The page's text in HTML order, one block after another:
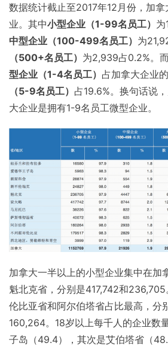
数据统计截止至2017年12月份，加拿
业。其中小型企业（1-99名员工） 为
中型企业（100-499名员工） 为
（500+名员工） 为2,939占0.2%。
型企业（1-4名员工） 占加拿大企业
（5-9名员工） 占19.6%。换句话说
大企业是拥有1-9名员工微型企业。
加拿大一半以上的小型企业集中在加
魁北克省，分别是417,742和
伦比亚省和阿尔伯塔省占比最高，分
160,264。18岁以上每千人的企业数
子岛（49.4），其次是艾伯塔省（